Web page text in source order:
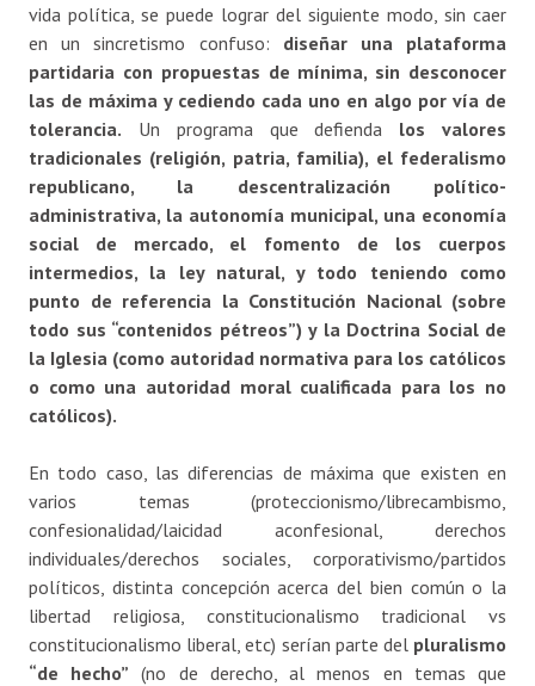
vida política, se puede lograr del siguiente modo, sin caer
en un sincretismo confuso: diseñar una plataforma
partidaria con propuestas de mínima, sin desconocer
las de máxima y cediendo cada uno en algo por vía de
tolerancia. Un programa que defienda los valores
tradicionales (religión, patria, familia), el federalismo
republicano, la descentralización político-
administrativa, la autonomía municipal, una economía
social de mercado, el fomento de los cuerpos
intermedios, la ley natural, y todo teniendo como
punto de referencia la Constitución Nacional (sobre
todo sus “contenidos pétreos”) y la Doctrina Social de
la Iglesia (como autoridad normativa para los católicos
o como una autoridad moral cualificada para los no
católicos).
En todo caso, las diferencias de máxima que existen en
varios temas (proteccionismo/librecambismo,
confesionalidad/laicidad aconfesional, derechos
individuales/derechos sociales, corporativismo/partidos
políticos, distinta concepción acerca del bien común o la
libertad religiosa, constitucionalismo tradicional vs
constitucionalismo liberal, etc) serían parte del pluralismo
“de hecho” (no de derecho, al menos en temas que